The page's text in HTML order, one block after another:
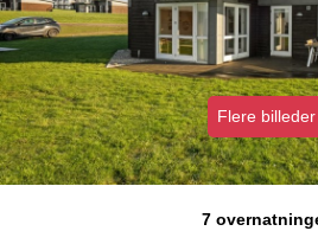
Flere billeder
7